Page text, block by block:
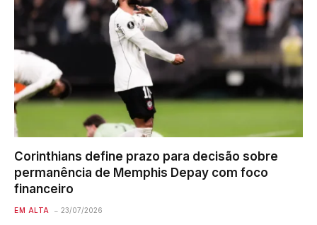
Corinthians define prazo para decisão sobre
permanência de Memphis Depay com foco
financeiro
EM ALTA 23/07/2026